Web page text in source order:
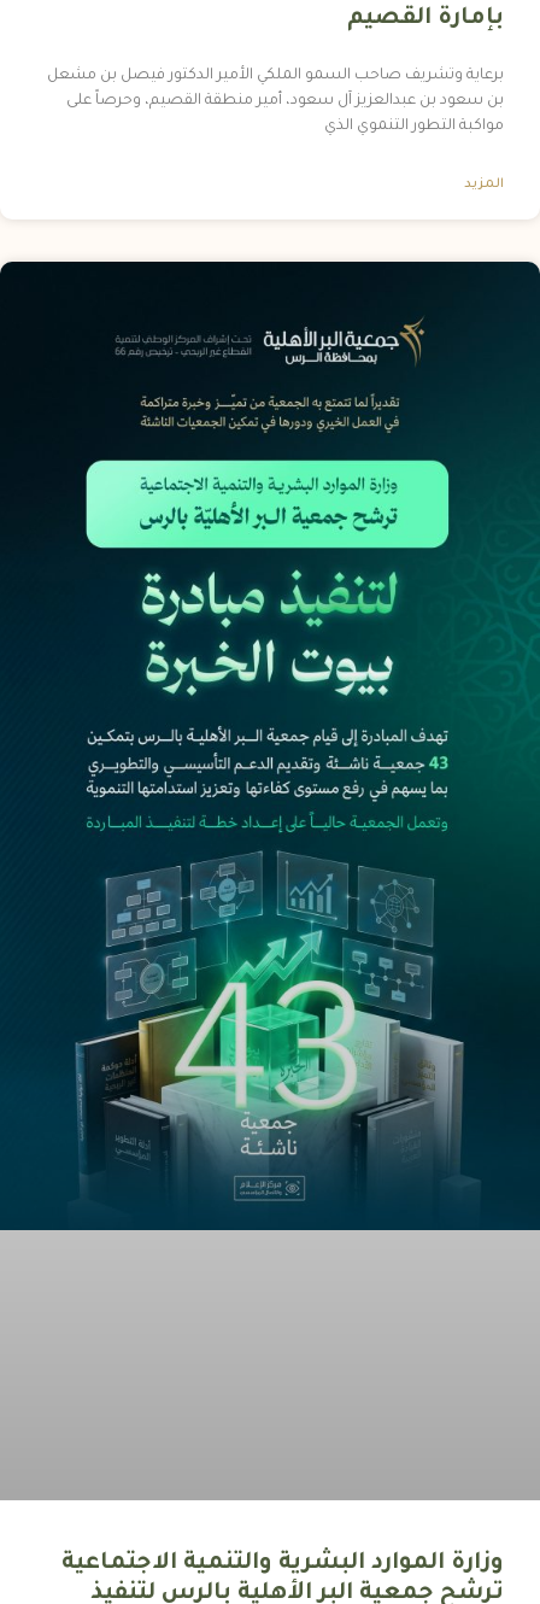
بإمارة القصيم
برعاية وتشريف صاحب السمو الملكي الأمير الدكتور فيصل بن مشعل
بن سعود بن عبدالعزيز آل سعود، أمير منطقة القصيم، وحرصاً على
مواكبة التطور التنموي الذي
المزيد
وزارة الموارد البشرية والتنمية الاجتماعية
ترشح جمعية البر الأهلية بالرس لتنفيذ